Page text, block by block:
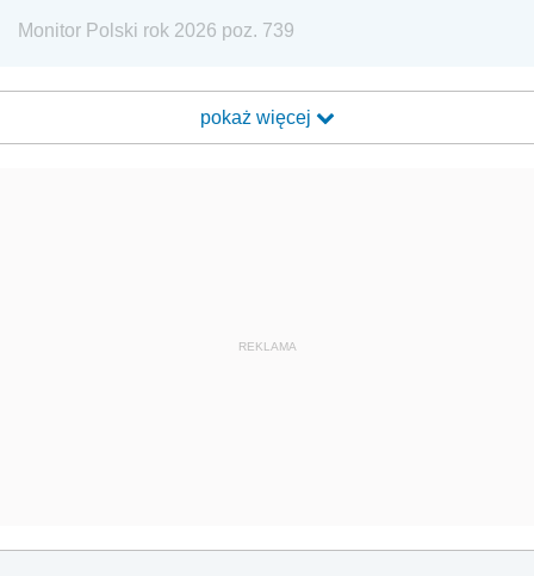
Monitor Polski rok 2026 poz. 739
pokaż więcej
REKLAMA